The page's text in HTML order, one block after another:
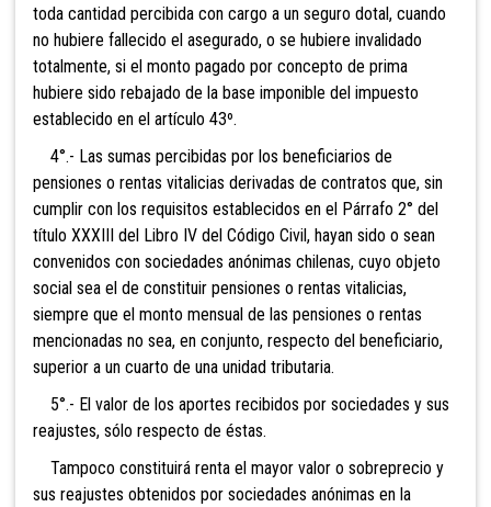
toda cantidad percibida con cargo a un seguro dotal, cuando
no hubiere fallecido el asegurado, o se hubiere invalidado
totalmente, si el monto pagado por concepto de prima
hubiere sido rebajado de la base imponible del impuesto
establecido en el artículo 43º.
4°.- Las sumas percibidas por los beneficiarios de
pensiones o rentas vitalicias derivadas de contratos que, sin
cumplir con los requisitos establecidos en el Párrafo 2° del
título XXXIII del Libro IV del Código Civil, hayan sido o sean
convenidos con sociedades anónimas chilenas, cuyo objeto
social sea el de constituir pensiones o rentas vitalicias,
siempre que el monto mensual de las pensiones o rentas
mencionadas no sea, en conjunto, respecto del beneficiario,
superior a un cuarto de una unidad tributaria.
5°.- El valor de los aportes recibidos por sociedades y sus
reajustes, sólo respecto de éstas.
Tampoco constituirá renta el mayor valor o sobreprecio y
sus reajustes obtenidos por sociedades anónimas en la